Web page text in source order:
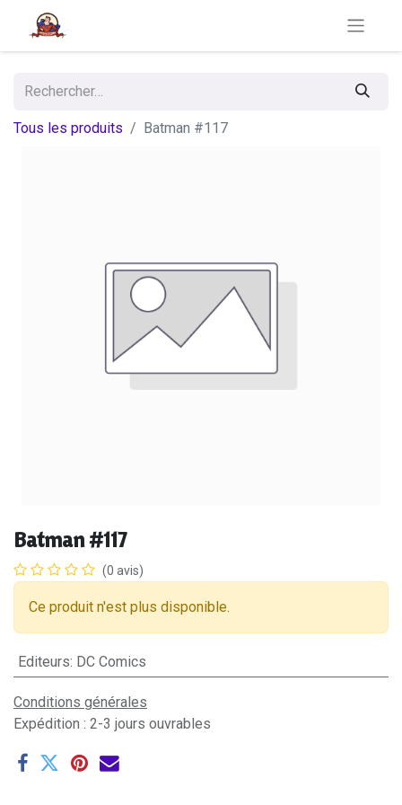
Tous les produits Batman #117
Batman #117
(0 avis)
Ce produit n'est plus disponible.
Editeurs: DC Comics
Conditions générales
Expédition : 2-3 jours ouvrables